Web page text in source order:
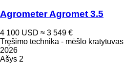
Agrometer Agromet 3.5
4 100 USD ≈ 3 549 €
Tręšimo technika - mėšlo kratytuvas
2026
Ašys 2